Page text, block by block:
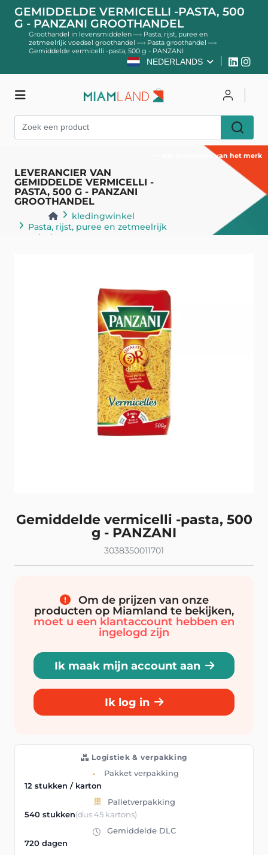
GEMIDDELDE VERMICELLI -PASTA, 500
G - PANZANI GROOTHANDEL
Groothandel in levensmiddelen —› Pasta, rijst, puree en
zetmeelrijk voedsel groothandel —› Pasta groothandel —›
Gemiddelde vermicelli -pasta, 500 g - PANZANI
NEDERLANDS
LEVERANCIER VAN
GEMIDDELDE VERMICELLI -
PASTA, 500 G - PANZANI
GROOTHANDEL
kledingwinkel
Pasta, rijst, puree en zetmeelrijk
voedsel
Alle producten van het merk
Gemiddelde vermicelli -pasta, 500
g - PANZANI
3038350011701
Om de prijzen van onze
producten op Miamland te bekijken,
moet u een klantaccount hebben en
ingelogd zijn
Ik maak mijn account aan
Ik log in
Logistiek & verpakking
Pakket verpakking
12 stukken / karton
Palletverpakking
540 stukken(dus 45 kartons)
Gemiddelde DLC
720 dagen